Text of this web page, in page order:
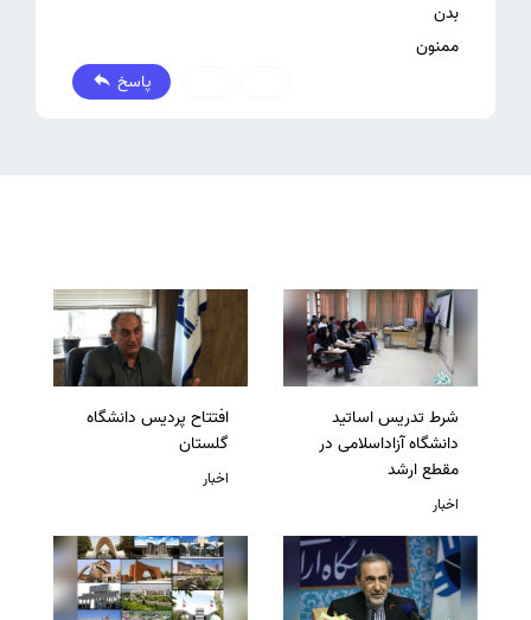
ممنون
پاسخ
شرط تدریس اساتید
دانشگاه آزاداسلامی در
مقطع ارشد
اخبار
افتتاح پردیس دانشگاه
گلستان
اخبار